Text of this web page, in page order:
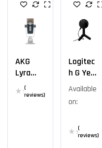
AKG
Lyra
Ultra HD
(
reviews)
Logitec
H G Yeti
Orb
Available
on:
(
reviews)